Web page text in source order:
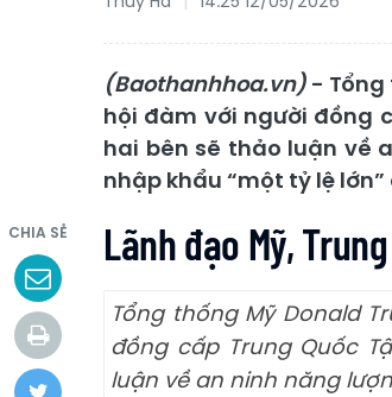
(Baothanhhoa.vn) - Tổng
hội đàm với người đồng
hai bên sẽ thảo luận về
nhập khẩu “một tỷ lệ
CHIA SẺ Lãnh đạo Mỹ,
Tổng thống Mỹ Donald
đồng cấp Trung Quốc
luận về an ninh năng